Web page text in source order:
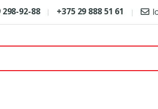
298-92-88 +375 29 888 51 61